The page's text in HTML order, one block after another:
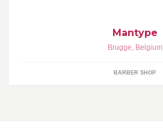
Mantype
Brugge, Belgium
BARBER SHOP